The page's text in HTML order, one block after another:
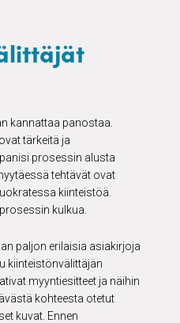
kannattaa panostaa.
tärkeitä ja
prosessin alusta
tehtävät ovat
kiinteistöä.
kulkua.
paljon erilaisia asiakirjoja
kiinteistönvälittäjän
myyntiesitteet ja näihin
kohteesta otetut
kuvat. Ennen